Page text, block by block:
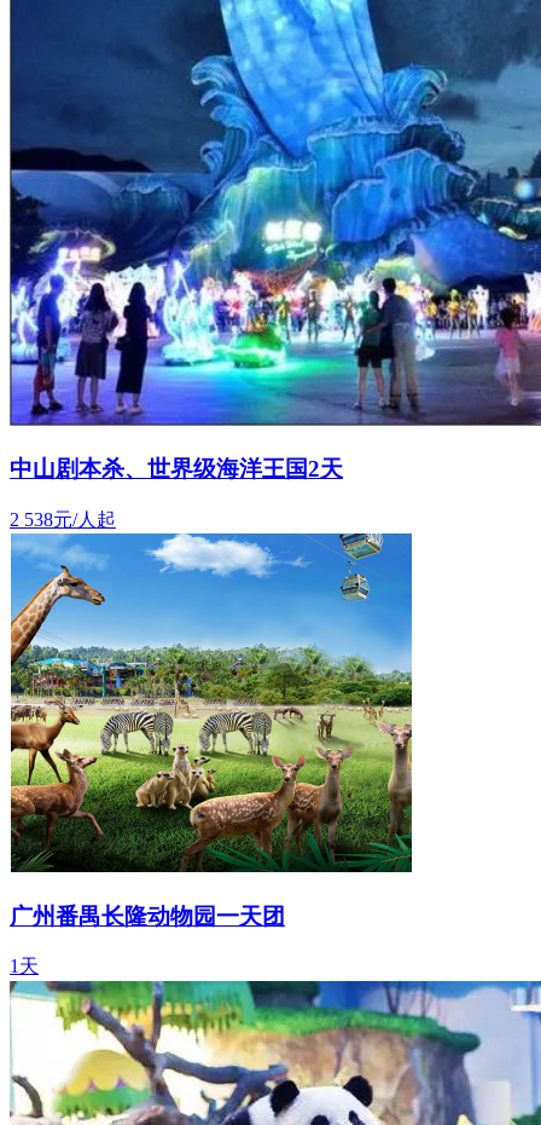
中山剧本杀、世界级海洋王国2天
2 538元/人起
广州番禺长隆动物园一天团
1天